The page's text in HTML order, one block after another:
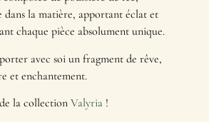
dans la matière, apportant éclat et
chaque pièce absolument unique.
avec soi un fragment de rêve,
et enchantement.
la collection Valyria !